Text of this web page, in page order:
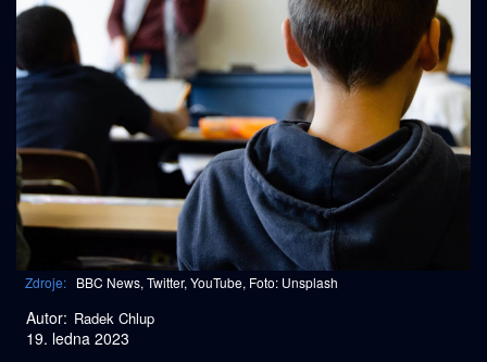
Zdroje: BBC News, Twitter, YouTube, Foto: Unsplash
Autor: Radek Chlup
19. ledna 2023